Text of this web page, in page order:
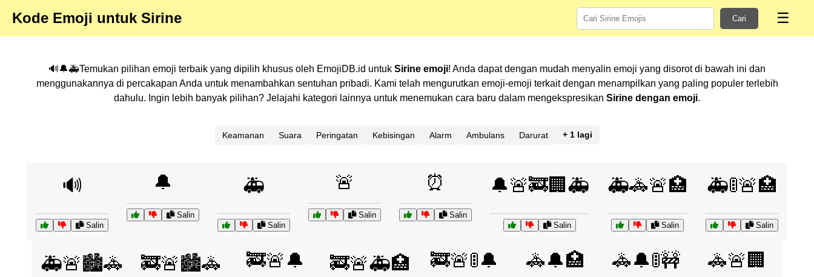
Kode Emoji untuk Sirine Cari ☰
🔊🔔🚑Temukan pilihan emoji terbaik yang dipilih khusus oleh EmojiDB.id untuk Sirine emoji! Anda dapat dengan mudah menyalin emoji yang disorot di bawah ini dan
menggunakannya di percakapan Anda untuk menambahkan sentuhan pribadi. Kami telah mengurutkan emoji-emoji terkait dengan menampilkan yang paling populer terlebih
dahulu. Ingin lebih banyak pilihan? Jelajahi kategori lainnya untuk menemukan cara baru dalam mengekspresikan Sirine dengan emoji.
Keamanan Suara Peringatan Kebisingan Alarm Ambulans Darurat + 1 lagi
🔊
Salin
🔔
Salin
🚑
Salin
🚨
Salin
⏰
Salin
🔔🚨🚒🏢🚑
Salin
🚑🚓🚨🏥
Salin
🚑🚦🚨🏥
Salin
🚑🚨🏙️🚓 🚒🚨🏙️🚓 🚒🚨🔔 🚒🚨🚑🏥 🚒🚨🚦🔔 🚓🔔🏥 🚓🔔🚦🚧 🚓🚨🏢